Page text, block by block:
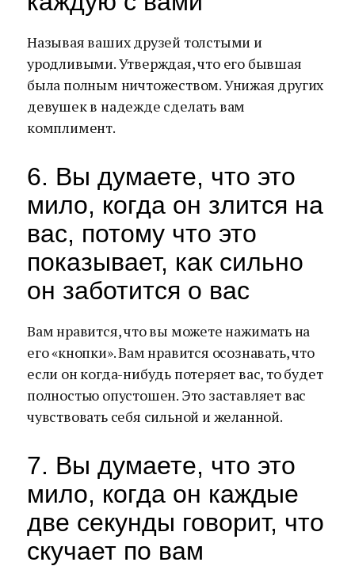
Называя ваших друзей толстыми и
уродливыми. Утверждая, что его бывшая
была полным ничтожеством. Унижая других
девушек в надежде сделать вам
комплимент.
6. Вы думаете, что это
мило, когда он злится на
вас, потому что это
показывает, как сильно
он заботится о вас
Вам нравится, что вы можете нажимать на
его «кнопки». Вам нравится осознавать, что
если он когда-нибудь потеряет вас, то будет
полностью опустошен. Это заставляет вас
чувствовать себя сильной и желанной.
7. Вы думаете, что это
мило, когда он каждые
две секунды говорит, что
скучает по вам